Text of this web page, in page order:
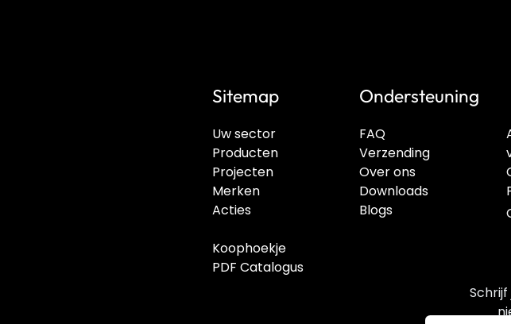
FAQ
Verzending
Over ons
Downloads
Blogs
Ondersteuning
Uw sector
Producten
Projecten
Merken
Acties
Koophoekje
PDF Catalogus
Sitemap